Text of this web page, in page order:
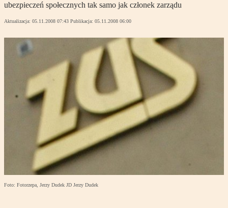
ubezpieczeń społecznych tak samo jak członek zarządu
Aktualizacja: 05.11.2008 07:43 Publikacja: 05.11.2008 06:00
Foto: Fotorzepa, Jerzy Dudek JD Jerzy Dudek